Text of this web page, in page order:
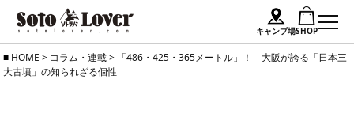
キャンプ場SHOP
Skip
to
HOME > コラム・連載> 「486・425・365メートル」！ 大阪が誇る「日本三
大古墳」の知られざる個性